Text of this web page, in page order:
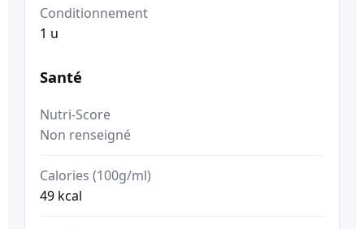
Conditionnement
1 u
Santé
Nutri-Score
Non renseigné
Calories (100g/ml)
49 kcal